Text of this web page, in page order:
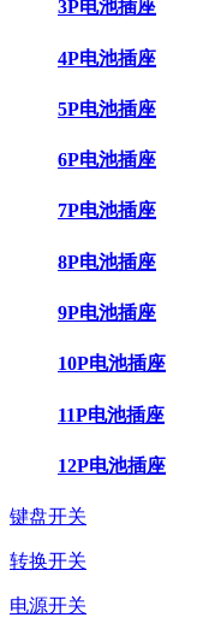
3P电池插座
4P电池插座
5P电池插座
6P电池插座
7P电池插座
8P电池插座
9P电池插座
10P电池插座
11P电池插座
12P电池插座
键盘开关
转换开关
电源开关